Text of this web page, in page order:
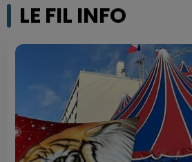
LE FIL INFO